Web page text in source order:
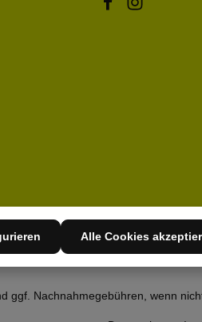
ggf. Nachnahmegebühren, wenn
Alle Cookies